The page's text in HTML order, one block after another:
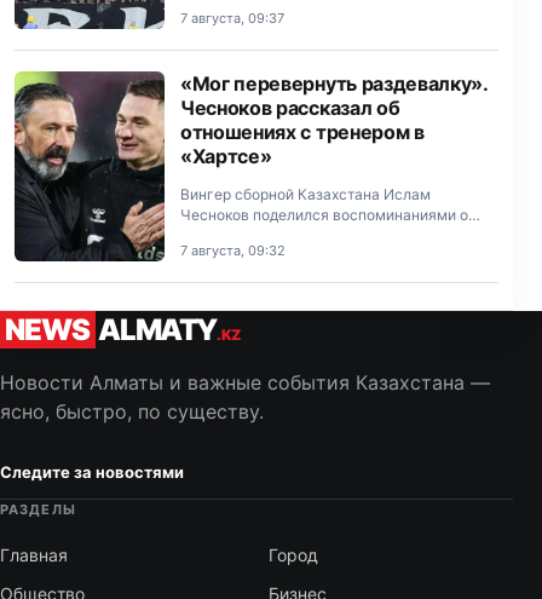
отборочного раунда Лиги Конференций.
7 августа, 09:37
«Мог перевернуть раздевалку».
Чесноков рассказал об
отношениях с тренером в
«Хартсе»
Вингер сборной Казахстана Ислам
Чесноков поделился воспоминаниями о
специалиста Дерека Макиннеса в
7 августа, 09:32
NEWS ALMATY.KZ
Новости Алматы и важные события Казахстана —
ясно, быстро, по существу.
Следите за новостями
РАЗДЕЛЫ
Главная
Город
Общество
Бизнес